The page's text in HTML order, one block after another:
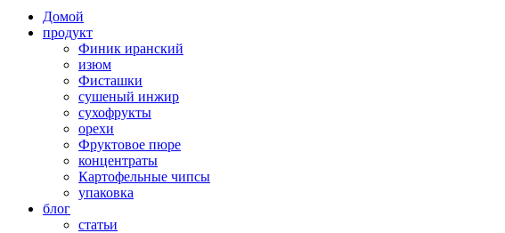
Домой
продукт
Финик иранский
изюм
Фисташки
сушеный инжир
сухофрукты
орехи
Фруктовое пюре
концентраты
Картофельные чипсы
упаковка
блог
статьи